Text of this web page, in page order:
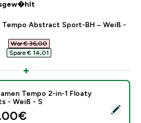
Tempo Abstract Sport-BH – Weiß -
price
War € 36,00‎
Spare € 14,01‎
ausw�hlen - MP Damen Tempo 2-in-
Tempo 2-in-1 Floaty
- Weiß - S